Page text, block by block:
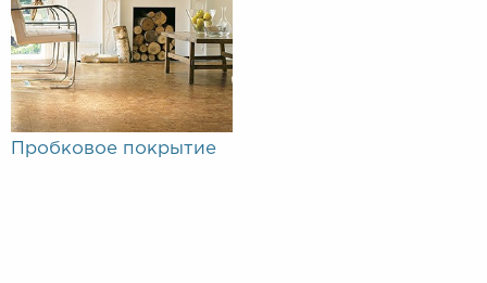
Пробковое покрытие